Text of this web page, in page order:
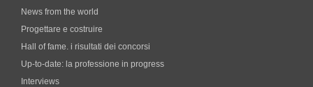
News from the world
Progettare e costruire
Hall of fame. i risultati dei concorsi
Up-to-date: la professione in progress
Interviews